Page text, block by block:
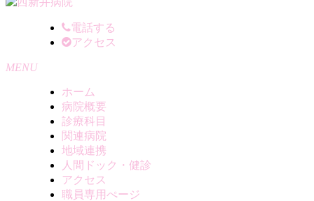
電話する
アクセス
MENU
ホーム
病院概要
診療科目
関連病院
地域連携
人間ドック・健診
アクセス
職員専用ぺージ